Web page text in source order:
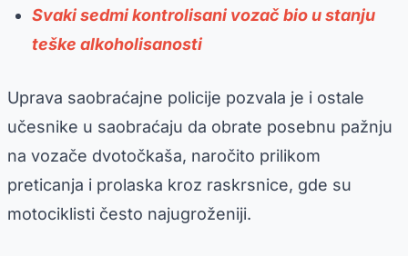
Svaki sedmi kontrolisani vozač bio u stanju
teške alkoholisanosti
Uprava saobraćajne policije pozvala je i ostale
učesnike u saobraćaju da obrate posebnu pažnju
na vozače dvotočkaša, naročito prilikom
preticanja i prolaska kroz raskrsnice, gde su
motociklisti često najugroženiji.